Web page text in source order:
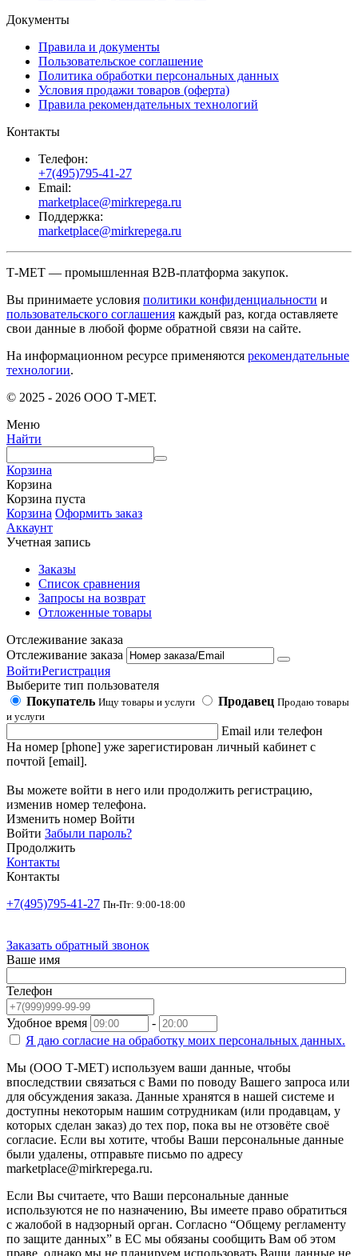
Документы
Правила и документы
Пользовательское соглашение
Политика обработки персональных данных
Условия продажи товаров (оферта)
Правила рекомендательных технологий
Контакты
Телефон:
+7(495)795-41-27
Email:
marketplace@mirkrepega.ru
Поддержка:
marketplace@mirkrepega.ru
Т-МЕТ — промышленная B2B-платформа закупок.
Вы принимаете условия политики конфиденциальности и
пользовательского соглашения каждый раз, когда оставляете
свои данные в любой форме обратной связи на сайте.
На информационном ресурсе применяются рекомендательные
технологии.
© 2025 - 2026 ООО Т-МЕТ.
Меню
Найти
Корзина
Корзина
Корзина пуста
Корзина Оформить заказ
Аккаунт
Учетная запись
Заказы
Список сравнения
Запросы на возврат
Отложенные товары
Отслеживание заказа
Отслеживание заказа
ВойтиРегистрация
Выберите тип пользователя
Покупатель Ищу товары и услуги Продавец Продаю товары
и услуги
Email или телефон
На номер [phone] уже зарегистирован личный кабинет с
почтой [email].
Вы можете войти в него или продолжить регистрацию,
изменив номер телефона.
Изменить номер Войти
Войти Забыли пароль?
Продолжить
Контакты
Контакты
+7(495)795-41-27 Пн-Пт: 9:00-18:00
Заказать обратный звонок
Ваше имя
Телефон
Удобное время
-
Я даю согласие на обработку моих персональных данных.
Мы (ООО Т-МЕТ) используем ваши данные, чтобы
впоследствии связаться с Вами по поводу Вашего запроса или
для обсуждения заказа. Данные хранятся в нашей системе и
доступны некоторым нашим сотрудникам (или продавцам, у
которых сделан заказ) до тех пор, пока вы не отзовёте своё
согласие. Если вы хотите, чтобы Ваши персональные данные
были удалены, отправьте письмо по адресу
marketplace@mirkrepega.ru.
Если Вы считаете, что Ваши персональные данные
используются не по назначению, Вы имеете право обратиться
с жалобой в надзорный орган. Согласно “Общему регламенту
по защите данных” в ЕС мы обязаны сообщить Вам об этом
праве, однако мы не планируем использовать Ваши данные не